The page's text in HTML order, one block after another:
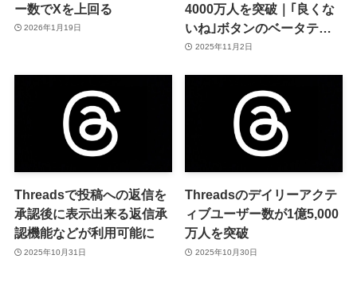
ー数でXを上回る
2026年1月19日
4000万人を突破｜｢良くな
いね｣ボタンのベータテス
トを実施へ
2025年11月2日
Threadsで投稿への返信を
承認後に表示出来る返信承
認機能などが利用可能に
2025年10月31日
Threadsのデイリーアクテ
ィブユーザー数が1億5,000
万人を突破
2025年10月30日